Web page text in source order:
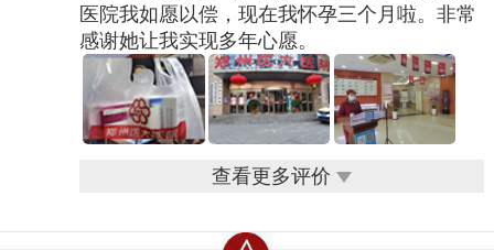
医院我如愿以偿，现在我怀孕三个月啦。非常
感谢她让我实现多年心愿。
查看更多评价